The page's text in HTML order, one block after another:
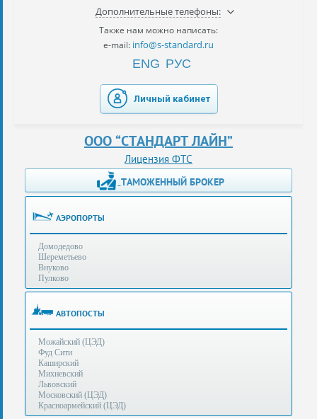
Получение
ЭЦП
за
сутки
услуги
Опыт
оформления
рекомендует
Таможенные
процедуры
(особенности):
Дополнительные телефоны:
Также нам можно написать:
e-mail: info@s-standard.ru
ENG РУС
Личный кабинет
ООО “СТАНДАРТ ЛАЙН”
Лицензия ФТС
ТАМОЖЕННЫЙ БРОКЕР
АЭРОПОРТЫ
Домодедово
Шереметьево
Внуково
Пулково
АВТОПОСТЫ
Можайский (ЦЭД)
Фуд Сити
Каширский
Михневский
Львовский
Московский (ЦЭД)
Красноармейский (ЦЭД)